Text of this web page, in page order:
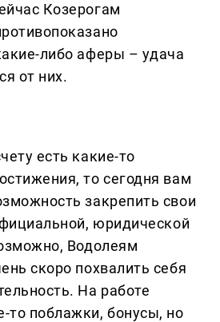
Козерогам
либо аферы – удача
от них.
есть какие-то
то сегодня вам
закрепить свои
юридической
Водолеям
скоро похвалить себя
На работе
то поблажки, бонусы, но